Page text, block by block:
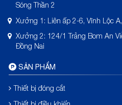
Sóng Thần 2
Xưởng 1: Liên ấp 2-6, Vĩnh Lộc
Xưởng 2: 124/1 Trảng Bom An
Đồng Nai
SẢN PHẨM
Thiết bị đóng cắt